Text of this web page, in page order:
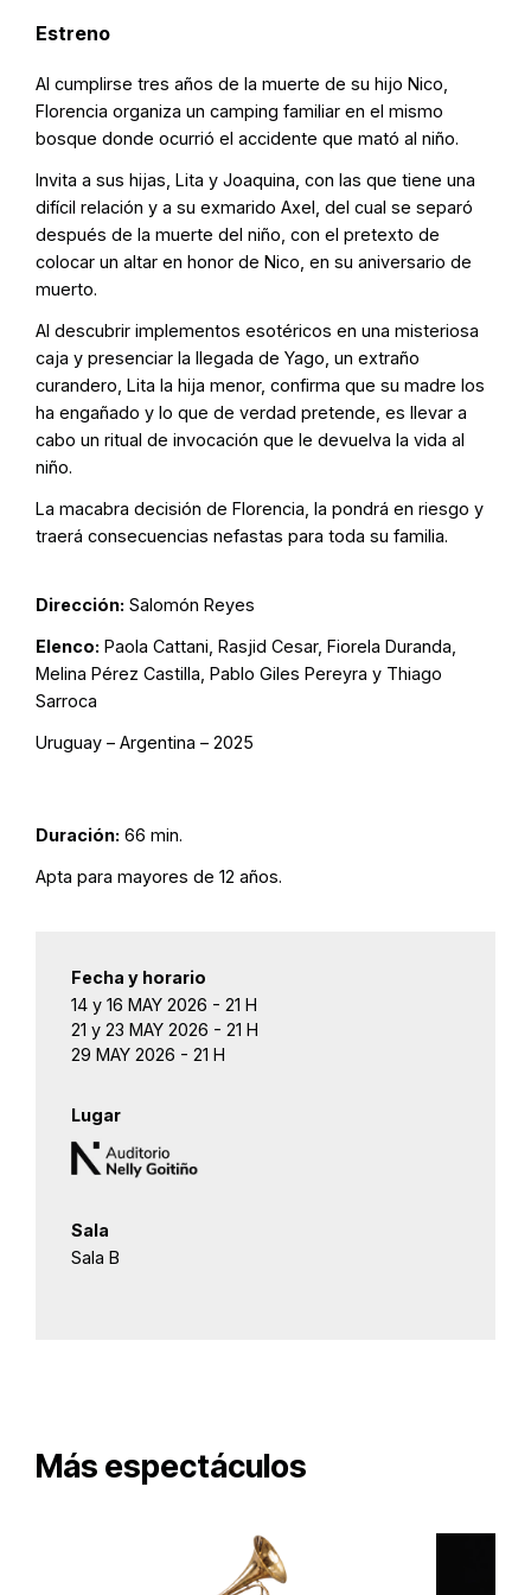
Estreno
Al cumplirse tres años de la muerte de su hijo Nico,
Florencia organiza un camping familiar en el mismo
bosque donde ocurrió el accidente que mató al niño.
Invita a sus hijas, Lita y Joaquina, con las que tiene una
difícil relación y a su exmarido Axel, del cual se separó
después de la muerte del niño, con el pretexto de
colocar un altar en honor de Nico, en su aniversario de
muerto.
Al descubrir implementos esotéricos en una misteriosa
caja y presenciar la llegada de Yago, un extraño
curandero, Lita la hija menor, confirma que su madre los
ha engañado y lo que de verdad pretende, es llevar a
cabo un ritual de invocación que le devuelva la vida al
niño.
La macabra decisión de Florencia, la pondrá en riesgo y
traerá consecuencias nefastas para toda su familia.
Dirección: Salomón Reyes
Elenco: Paola Cattani, Rasjid Cesar, Fiorela Duranda,
Melina Pérez Castilla, Pablo Giles Pereyra y Thiago
Sarroca
Uruguay – Argentina – 2025
Duración: 66 min.
Apta para mayores de 12 años.
Fecha y horario
14 y 16 MAY 2026 - 21 H
21 y 23 MAY 2026 - 21 H
29 MAY 2026 - 21 H
Lugar
Sala
Sala B
Más espectáculos